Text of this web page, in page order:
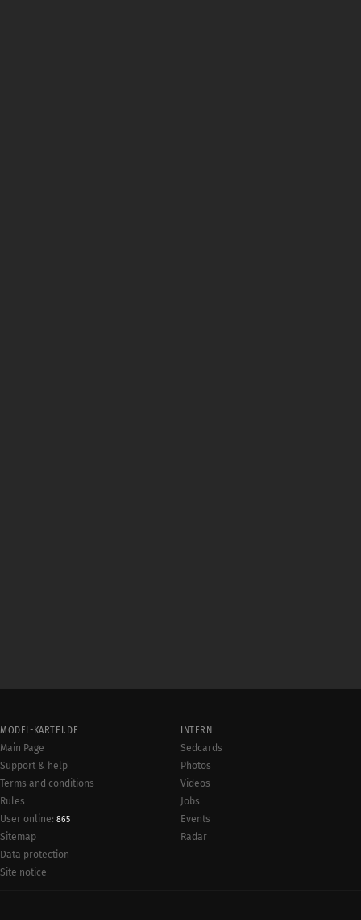
MODEL-KARTEI.DE
Main Page
Support & help
Terms and conditions
Rules
User online: 865
Sitemap
Data protection
Site notice
INTERN
Sedcards
Photos
Videos
Jobs
Events
Radar